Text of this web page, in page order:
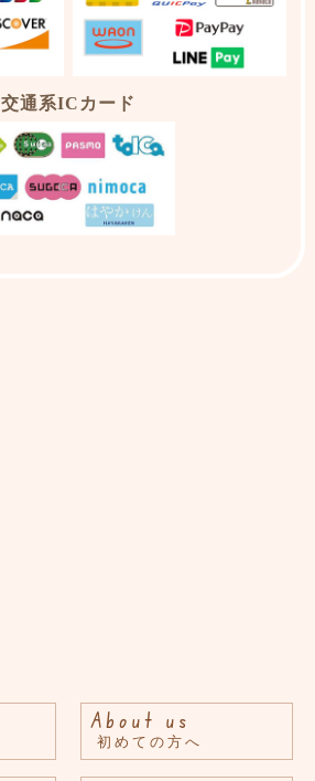
交通系ICカード
About us
初めての方へ